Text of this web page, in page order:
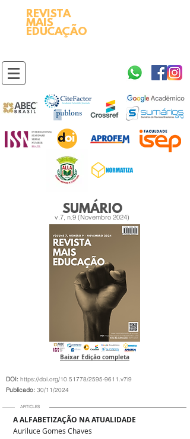
REVISTA
MAIS
EDUCAÇÃO
SUMÁRIO
v.7, n.9 (Novembro 2024)
Baixar Edição completa
DOI: https://doi.org/10.51778/2595-9611.v7i9
Publicado: 30/11/2024
ARTICLES
Auriluce Gomes Chaves
A ALFABETIZAÇÃO NA ATUALIDADE